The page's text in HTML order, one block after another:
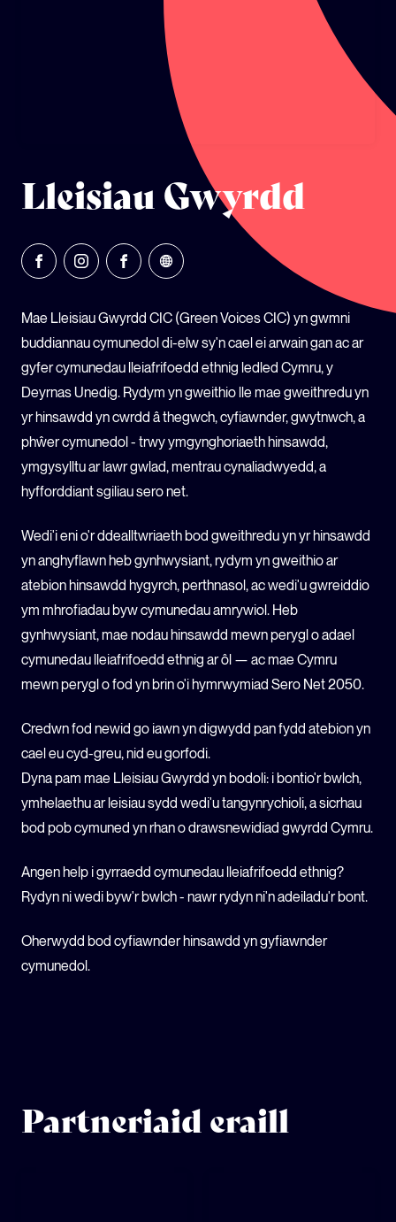
Lleisiau Gwyrdd
Mae Lleisiau Gwyrdd CIC (Green Voices CIC) yn gwmni
buddiannau cymunedol di-elw sy'n cael ei arwain gan ac ar
gyfer cymunedau lleiafrifoedd ethnig ledled Cymru, y
Deyrnas Unedig. Rydym yn gweithio lle mae gweithredu yn
yr hinsawdd yn cwrdd â thegwch, cyfiawnder, gwytnwch, a
phŵer cymunedol - trwy ymgynghoriaeth hinsawdd,
ymgysylltu ar lawr gwlad, mentrau cynaliadwyedd, a
hyfforddiant sgiliau sero net.
Wedi'i eni o'r ddealltwriaeth bod gweithredu yn yr hinsawdd
yn anghyflawn heb gynhwysiant, rydym yn gweithio ar
atebion hinsawdd hygyrch, perthnasol, ac wedi'u gwreiddio
ym mhrofiadau byw cymunedau amrywiol. Heb
gynhwysiant, mae nodau hinsawdd mewn perygl o adael
cymunedau lleiafrifoedd ethnig ar ôl — ac mae Cymru
mewn perygl o fod yn brin o'i hymrwymiad Sero Net 2050.
Credwn fod newid go iawn yn digwydd pan fydd atebion yn
cael eu cyd-greu, nid eu gorfodi.
Dyna pam mae Lleisiau Gwyrdd yn bodoli: i bontio'r bwlch,
ymhelaethu ar leisiau sydd wedi'u tangynrychioli, a sicrhau
bod pob cymuned yn rhan o drawsnewidiad gwyrdd Cymru.
Angen help i gyrraedd cymunedau lleiafrifoedd ethnig?
Rydyn ni wedi byw'r bwlch - nawr rydyn ni'n adeiladu'r bont.
Oherwydd bod cyfiawnder hinsawdd yn gyfiawnder
cymunedol.
Partneriaid eraill
LLYSGENHADON HINSAWDD IEUENCTID